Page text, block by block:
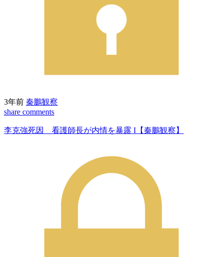
3年前 秦鵬観察
share comments
李克強死因 看護師長が内情を暴露 I【秦鵬観察】